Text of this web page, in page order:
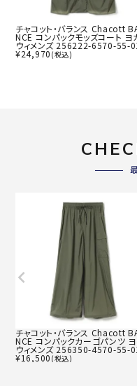
チャコット・バランス Chacott
NCE コンパックモッズコート ヨ
ウィメンズ 256222-6570-55-
¥24,970 (税込)
チャコット・バランス Chacott
NCE コンパックカーゴパンツ
ウィメンズ 256350-4570-55-
¥16,500 (税込)